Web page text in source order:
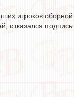
игроков
отказался